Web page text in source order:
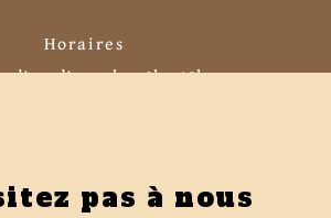
Horaires
au dimanche : 8h - 18h
pas à nous